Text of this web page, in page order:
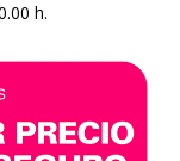
h.